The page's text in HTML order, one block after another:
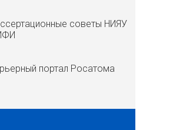
советы НИЯУ
портал Росатома